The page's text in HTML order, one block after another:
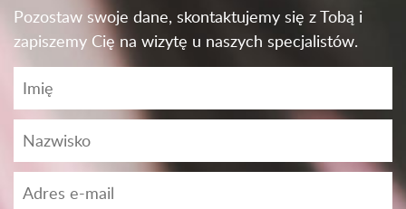
Pozostaw swoje dane, skontaktujemy się z Tobą i
zapiszemy Cię na wizytę u naszych specjalistów.